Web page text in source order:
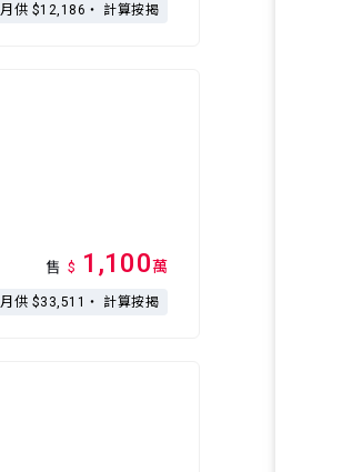
月供 $12,186・ 計算按揭
售 $ 1,100萬
月供 $33,511・ 計算按揭